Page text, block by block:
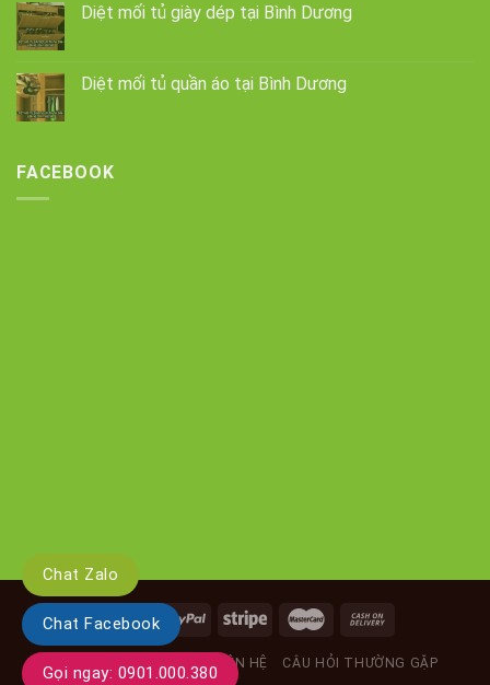
Diệt mối tủ giày dép tại Bình Dương
Diệt mối tủ quần áo tại Bình Dương
FACEBOOK
GIỚI THIỆU TIN TỨC LIÊN HỆ CÂU HỎI THƯỜNG GẶP
Chat Zalo
Chat Facebook
Gọi ngay: 0901.000.380